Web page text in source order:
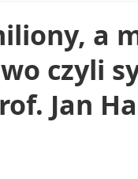
a
czyli
Jan